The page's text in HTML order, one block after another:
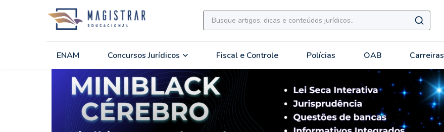
ENAM Concursos Jurídicos Fiscal e Controle Polícias OAB Carreiras